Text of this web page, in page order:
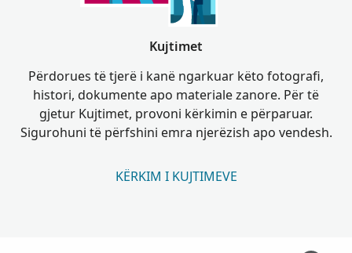
Kujtimet
Përdorues të tjerë i kanë ngarkuar këto fotografi,
histori, dokumente apo materiale zanore. Për të
gjetur Kujtimet, provoni kërkimin e përparuar.
Sigurohuni të përfshini emra njerëzish apo vendesh.
KËRKIM I KUJTIMEVE